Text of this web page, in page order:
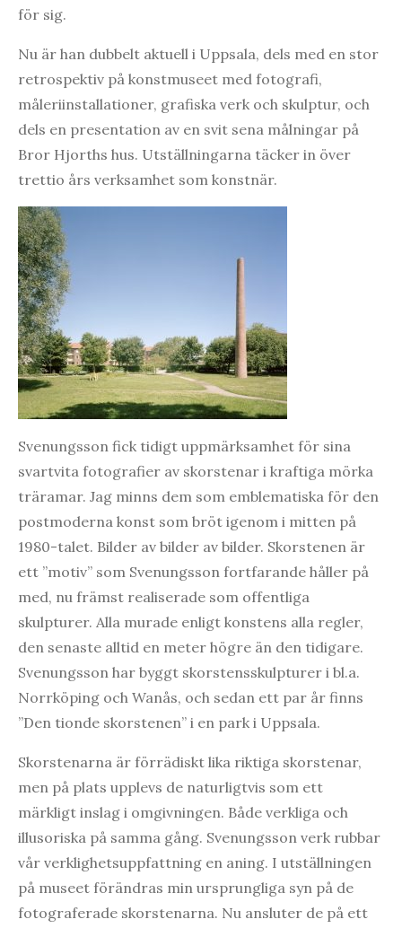
för sig.
Nu är han dubbelt aktuell i Uppsala, dels med en stor
retrospektiv på konstmuseet med fotografi,
måleriinstallationer, grafiska verk och skulptur, och
dels en presentation av en svit sena målningar på
Bror Hjorths hus. Utställningarna täcker in över
trettio års verksamhet som konstnär.
Svenungsson fick tidigt uppmärksamhet för sina
svartvita fotografier av skorstenar i kraftiga mörka
träramar. Jag minns dem som emblematiska för den
postmoderna konst som bröt igenom i mitten på
1980-talet. Bilder av bilder av bilder. Skorstenen är
ett ”motiv” som Svenungsson fortfarande håller på
med, nu främst realiserade som offentliga
skulpturer. Alla murade enligt konstens alla regler,
den senaste alltid en meter högre än den tidigare.
Svenungsson har byggt skorstensskulpturer i bl.a.
Norrköping och Wanås, och sedan ett par år finns
”Den tionde skorstenen” i en park i Uppsala.
Skorstenarna är förrädiskt lika riktiga skorstenar,
men på plats upplevs de naturligtvis som ett
märkligt inslag i omgivningen. Både verkliga och
illusoriska på samma gång. Svenungsson verk rubbar
vår verklighetsuppfattning en aning. I utställningen
på museet förändras min ursprungliga syn på de
fotograferade skorstenarna. Nu ansluter de på ett